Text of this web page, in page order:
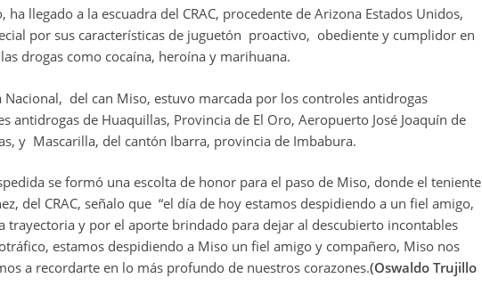
ha llegado a la escuadra del CRAC, procedente de Arizona Estados Unidos,
por sus características de juguetón proactivo, obediente y cumplidor en
drogas como cocaína, heroína y marihuana.
Nacional, del can Miso, estuvo marcada por los controles antidrogas
antidrogas de Huaquillas, Provincia de El Oro, Aeropuerto José Joaquín de
y Mascarilla, del cantón Ibarra, provincia de Imbabura.
se formó una escolta de honor para el paso de Miso, donde el teniente
del CRAC, señalo que “el día de hoy estamos despidiendo a un fiel amigo,
trayectoria y por el aporte brindado para dejar al descubierto incontables
estamos despidiendo a Miso un fiel amigo y compañero, Miso nos
a recordarte en lo más profundo de nuestros corazones.(Oswaldo Trujillo